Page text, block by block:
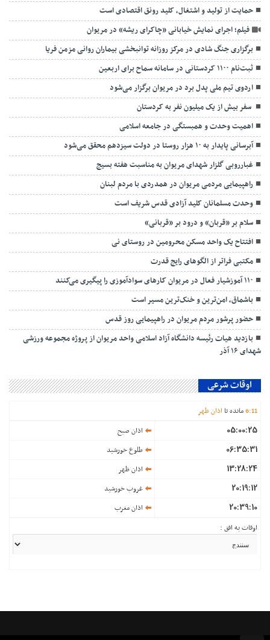
حمایت از تولید و اشتغال، کلید رونق اقتصادی است
فیلم؛ اجرای نمایش خیابانی «چاکرای ریشه» در مریوان
برگزاری جنگ شادی در مرکز روزانه توانبخشی بیماران روانی مزمن فریا
ثبت‌نام ۱۱۰۰ کردستانی در سامانه سماح برای اربعین
اردوی تیم ملی پدل برد در مریوان برگزار می‌شود
سفر بیش از یک میلیون نفر به کردستان
اهمیت وحدت و همبستگی در جامعه اسلامی
آبرسانی پایدار به ۱۰ هزار روستا در دولت سیزدهم محقق می‌شود
غبارروبی گلزار شهدای مریوان به مناسبت هفته بسیج
راهپیمایی مردمی مریوان در همدردی با مردم لبنان
وحدت مسلمانان کلید آزادی قدس شریف است
سلام بر «قربان» و درود بر «قربانی»
افتتاح یک واحد مسکن محرومین در روستای نی
مکتبی فراتر از الگوهای رایج قدرت
۱۱۰ آموزشیار فعال در مریوان کارهای سوادآموزی را پیگیری می‌کنند
باشماق، امن‌ترین و خنک‌ترین مسیر است
حضور پرشور مردم مریوان در راهپیمایی روز قدس
بازدید هیات رئیسه دانشگاه آزاد اسلامی واحد مریوان از پروژه مجموعه ورزشی
شهدای ۱۶ آذر
اوقات شرعی
6:11 مانده تا اذان ظهر
05:00:25 اذان صبح
06:35:31 طلوع خورشید
13:28:24 اذان ظهر
20:19:12 غروب خورشید
20:39:10
اذان مغرب
اوقات به افق :